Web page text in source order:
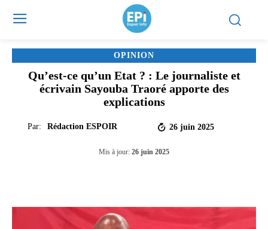
OPINION
Qu’est-ce qu’un Etat ? : Le journaliste et
écrivain Sayouba Traoré apporte des
explications
Par: Rédaction ESPOIR 26 juin 2025
Mis à jour: 26 juin 2025